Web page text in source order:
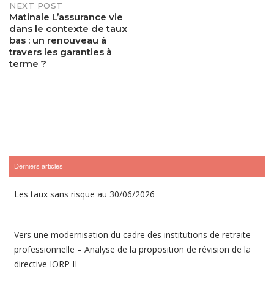
NEXT POST
Matinale L’assurance vie
dans le contexte de taux
bas : un renouveau à
travers les garanties à
terme ?
Derniers articles
Les taux sans risque au 30/06/2026
Vers une modernisation du cadre des institutions de retraite
professionnelle – Analyse de la proposition de révision de la
directive IORP II